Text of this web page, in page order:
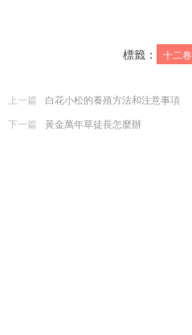
標籤： 十二卷
上一篇
白花小松的養殖方法和注意事項
下一篇
黃金萬年草徒長怎麼辦